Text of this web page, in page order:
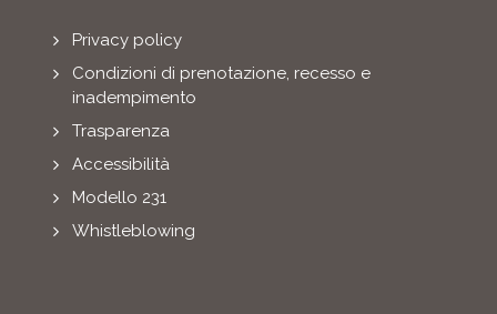
Privacy policy
Condizioni di prenotazione, recesso e
inadempimento
Trasparenza
Accessibilità
Modello 231
Whistleblowing